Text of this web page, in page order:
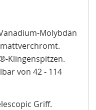
Molybdän
Klingenspitzen.
von 42 - 114
Griff.